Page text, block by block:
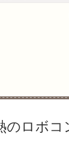
のロボコ